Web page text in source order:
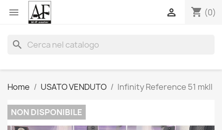
 shopping_cart (0)

search
Home USATO VENDUTO Infinity Reference 51 mkII
NON DISPONIBILE